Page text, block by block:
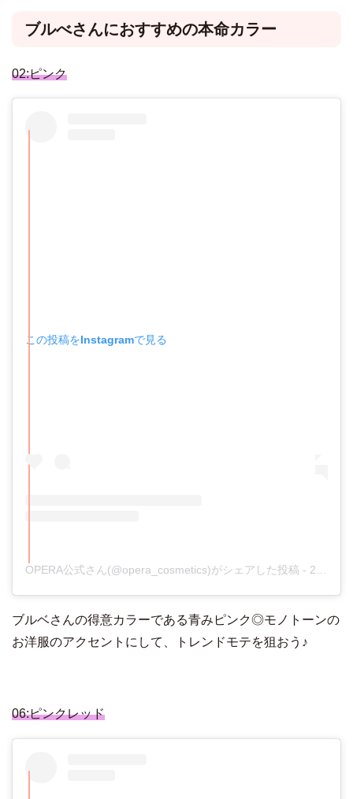
ブルべさんにおすすめの本命カラー
02:ピンク
この投稿をInstagramで見る
OPERA公式さん(@opera_cosmetics)がシェアした投稿 - 2017年11月月13日午後11時11分PST
ブルベさんの得意カラーである青みピンク◎モノトーンの
お洋服のアクセントにして、トレンドモテを狙おう♪
06:ピンクレッド